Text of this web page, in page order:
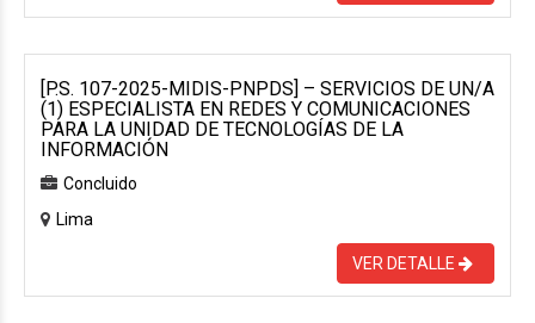
[P.S. 107-2025-MIDIS-PNPDS] – SERVICIOS DE UN/A
(1) ESPECIALISTA EN REDES Y COMUNICACIONES
PARA LA UNIDAD DE TECNOLOGÍAS DE LA
INFORMACIÓN
Concluido
Lima
VER DETALLE